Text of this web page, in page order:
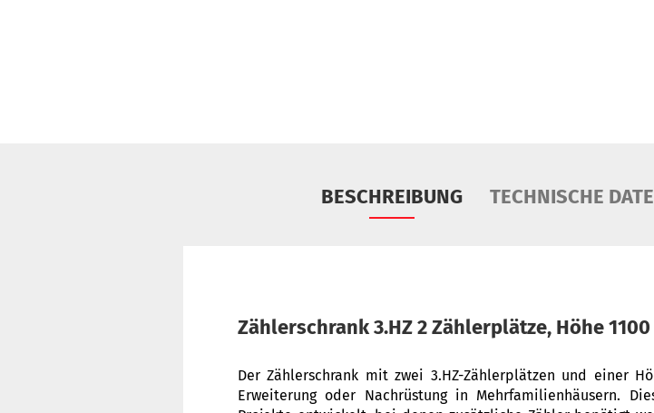
BESCHREIBUNG TECHNISCHE
Zählerschrank 3.HZ 2 Zählerplätze, Höhe
Der Zählerschrank mit zwei 3.HZ-Zählerplätzen und einer
Erweiterung oder Nachrüstung in Mehrfamilienhäusern.